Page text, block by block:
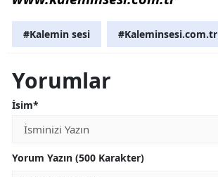
#Kalemin sesi #Kaleminsesi.com.tr
Yorumlar
İsim*
Yorum Yazın (500 Karakter)